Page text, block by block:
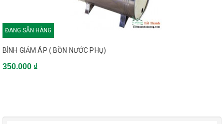
ĐANG SẴN HÀNG
BÌNH GIẢM ÁP ( BỒN NƯỚC PHỤ)
350.000 ₫